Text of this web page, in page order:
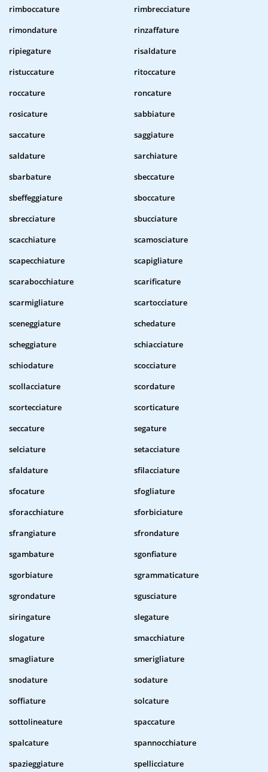
rimboccature
rimbrecciature
rimondature
rinzaffature
ripiegature
risaldature
ristuccature
ritoccature
roccature
roncature
rosicature
sabbiature
saccature
saggiature
saldature
sarchiature
sbarbature
sbeccature
sbeffeggiature
sboccature
sbrecciature
sbucciature
scacchiature
scamosciature
scapecchiature
scapigliature
scarabocchiature
scarificature
scarmigliature
scartocciature
sceneggiature
schedature
scheggiature
schiacciature
schiodature
scocciature
scollacciature
scordature
scortecciature
scorticature
seccature
segature
selciature
setacciature
sfaldature
sfilacciature
sfocature
sfogliature
sforacchiature
sforbiciature
sfrangiature
sfrondature
sgambature
sgonfiature
sgorbiature
sgrammaticature
sgrondature
sgusciature
siringature
slegature
slogature
smacchiature
smagliature
smerigliature
snodature
sodature
soffiature
solcature
sottolineature
spaccature
spalcature
spannocchiature
spazieggiature
spellicciature